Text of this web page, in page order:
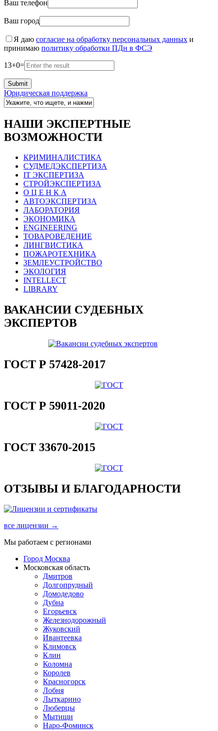
Ваш телефон
Ваш город
Я даю согласие на обработку персональных данных и
принимаю политику обработки ПДн в ФСЭ
13+0=
Юридическая поддержка
НАШИ ЭКСПЕРТНЫЕ
ВОЗМОЖНОСТИ
КРИМИНАЛИСТИКА
СУДМЕДЭКСПЕРТИЗА
IT ЭКСПЕРТИЗА
СТРОЙЭКСПЕРТИЗА
О Ц Е Н К А
АВТОЭКСПЕРТИЗА
ЛАБОРАТОРИЯ
ЭКОНОМИКА
ENGINEERING
ТОВАРОВЕДЕНИЕ
ЛИНГВИСТИКА
ПОЖАРОТЕХНИКА
ЗЕМЛЕУСТРОЙСТВО
ЭКОЛОГИЯ
INTELLECT
LIBRARY
ВАКАНСИИ СУДЕБНЫХ
ЭКСПЕРТОВ
ГОСТ Р 57428-2017
ГОСТ Р 59011-2020
ГОСТ 33670-2015
ОТЗЫВЫ И БЛАГОДАРНОСТИ
все лицензии →
Мы работаем с регионами
Город Москва
Московская область
Дмитров
Долгопрудный
Домодедово
Дубна
Егорьевск
Железнодорожный
Жуковский
Ивантеевка
Климовск
Клин
Коломна
Королев
Красногорск
Лобня
Лыткарино
Люберцы
Мытищи
Наро-Фоминск